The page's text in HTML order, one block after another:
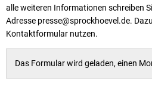
alle weiteren Informationen schreiben
Adresse presse@sprockhoevel.de.
Kontaktformular nutzen.
Das Formular wird geladen, einen